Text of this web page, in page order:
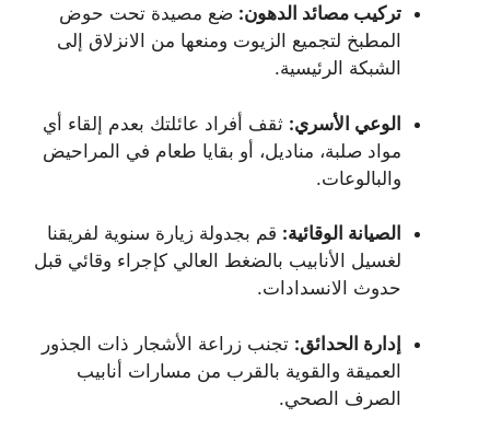
تركيب مصائد الدهون: ضع مصيدة تحت حوض
المطبخ لتجميع الزيوت ومنعها من الانزلاق إلى
الشبكة الرئيسية.
الوعي الأسري: ثقف أفراد عائلتك بعدم إلقاء أي
مواد صلبة، مناديل، أو بقايا طعام في المراحيض
والبالوعات.
الصيانة الوقائية: قم بجدولة زيارة سنوية لفريقنا
لغسيل الأنابيب بالضغط العالي كإجراء وقائي قبل
حدوث الانسدادات.
إدارة الحدائق: تجنب زراعة الأشجار ذات الجذور
العميقة والقوية بالقرب من مسارات أنابيب
الصرف الصحي.